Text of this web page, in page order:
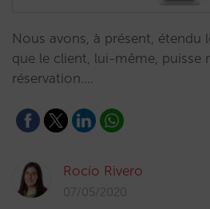
Nous avons, à présent, étendu
que le client, lui-même, puisse
réservation.…
Rocío Rivero
07/05/2020